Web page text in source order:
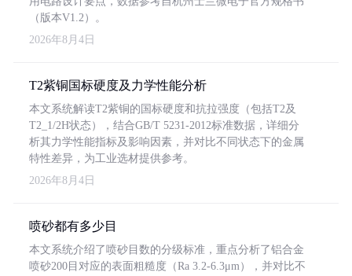
（版本V1.2）。
2026年8月4日
T2紫铜国标硬度及力学性能分析
本文系统解读T2紫铜的国标硬度和抗拉强度（包括T2及
T2_1/2H状态），结合GB/T 5231-2012标准数据，详细分
析其力学性能指标及影响因素，并对比不同状态下的金属
特性差异，为工业选材提供参考。
2026年8月4日
喷砂都有多少目
本文系统介绍了喷砂目数的分级标准，重点分析了铝合金
喷砂200目对应的表面粗糙度（Ra 3.2-6.3μm），并对比不